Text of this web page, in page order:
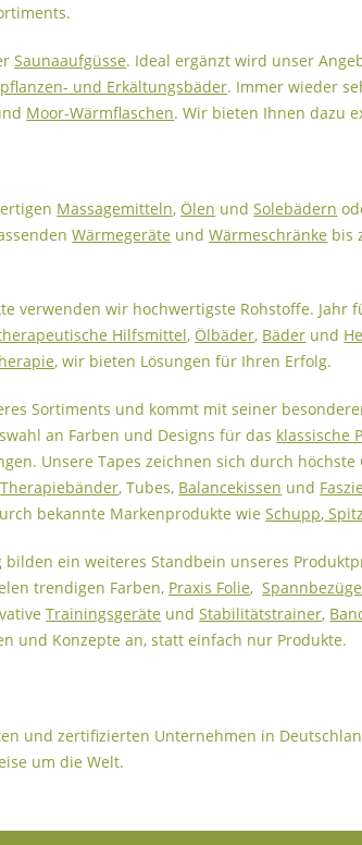
Saunaaufgüsse. Ideal ergänzt wird unser
und Erkältungsbäder. Immer wieder
Moor-Wärmflaschen. Wir bieten Ihnen dazu
Massagemitteln, Ölen undSolebädern
Wärmegeräte undWärmeschränke bis
verwenden wir hochwertigste Rohstoffe. Jahr
Hilfsmittel, Ölbäder, Bäder und
, wir bieten Lösungen für Ihren Erfolg.
Sortiments und kommt mit seiner
an Farben und Designs für das klassische
Unsere Tapes zeichnen sich durch
Therapiebänder, Tubes, Balancekissen und
bekannte Markenprodukte wieSchupp,
bilden ein weiteres Standbein unseres
trendigen Farben, Praxis Folie,Spannbezüge
Trainingsgeräte undStabilitätstrainer,
und Konzepte an, statt einfach nur Produkte.
und zertifizierten Unternehmen in
um die Welt.